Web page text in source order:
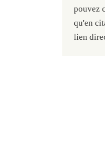
pouvez
qu'en
lien